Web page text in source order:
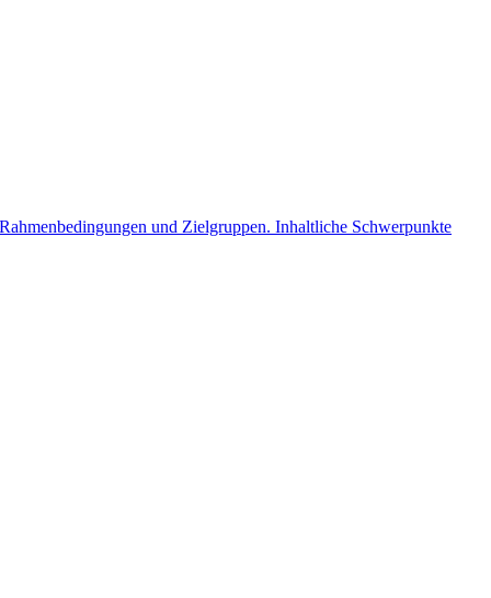
und Zielgruppen. Inhaltliche Schwerpunkte